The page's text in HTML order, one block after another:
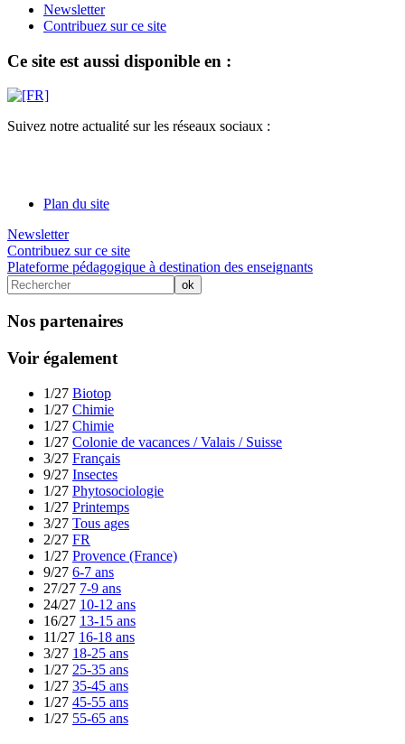
Newsletter
Contribuez sur ce site
Ce site est aussi disponible en :
Suivez notre actualité sur les réseaux sociaux :
Plan du site
Newsletter
Contribuez sur ce site
Plateforme pédagogique à destination des enseignants
Nos partenaires
Voir également
1/27 Biotop
1/27 Chimie
1/27 Chimie
1/27 Colonie de vacances / Valais / Suisse
3/27 Français
9/27 Insectes
1/27 Phytosociologie
1/27 Printemps
3/27 Tous ages
2/27 FR
1/27 Provence (France)
9/27 6-7 ans
27/27 7-9 ans
24/27 10-12 ans
16/27 13-15 ans
11/27 16-18 ans
3/27 18-25 ans
1/27 25-35 ans
1/27 35-45 ans
1/27 45-55 ans
1/27 55-65 ans